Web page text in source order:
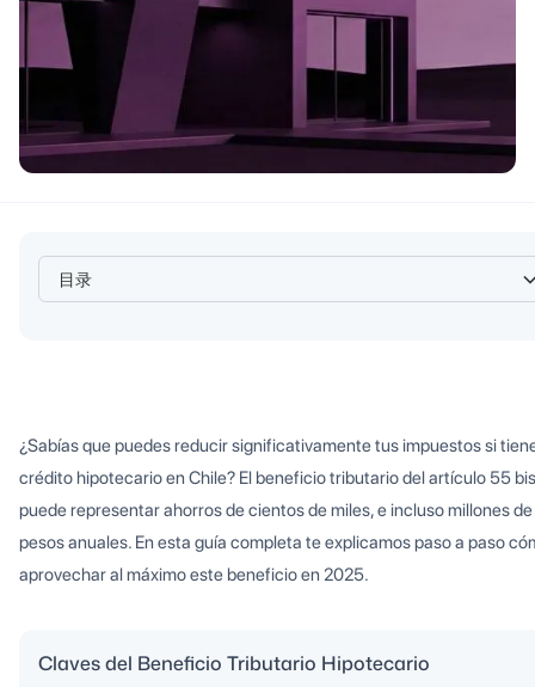
目录
¿Sabías que puedes reducir significativamente tus impuestos si
crédito hipotecario en Chile? El beneficio tributario del artículo 55 bis
puede representar ahorros de cientos de miles, e incluso millones de
pesos anuales. En esta guía completa te explicamos paso a paso
aprovechar al máximo este beneficio en 2025.
Claves del Beneficio Tributario Hipotecario